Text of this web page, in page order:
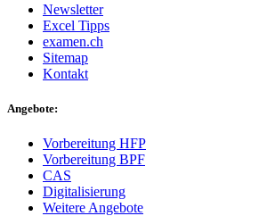
News­let­ter
Excel Tipps
examen.ch
Site­map
Kon­takt
Angebote:
Vor­be­rei­tung HFP
Vor­be­rei­tung BPF
CAS
Digi­ta­li­sie­rung
Wei­te­re Ange­bo­te